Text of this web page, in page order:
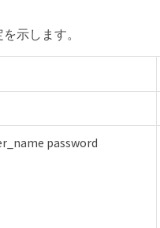
示します。
password